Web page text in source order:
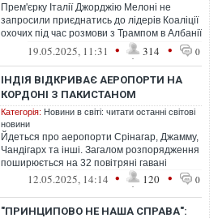
Прем'єрку Італії Джорджію Мелоні не
запросили приєднатись до лідерів Коаліції
охочих під час розмови з Трампом в Албанії
щодо України. Президент Франц...
19.05.2025, 11:31 • 314 • 0
ІНДІЯ ВІДКРИВАЄ АЕРОПОРТИ НА
КОРДОНІ З ПАКИСТАНОМ
Категорія: Новини в світі: читати останні світові
новини
Йдеться про аеропорти Срінагар, Джамму,
Чандігарх та інші. Загалом розпорядження
поширюється на 32 повітряні гавані
12.05.2025, 14:14 • 120 • 0
"ПРИНЦИПОВО НЕ НАША СПРАВА":